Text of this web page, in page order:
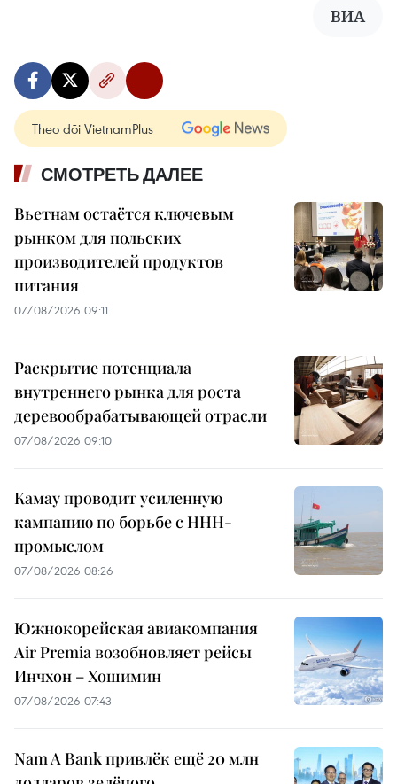
ВИА
Theo dõi VietnamPlus
СМОТРЕТЬ ДАЛЕЕ
Вьетнам остаётся ключевым
рынком для польских
производителей продуктов
питания
07/08/2026 09:11
Раскрытие потенциала
внутреннего рынка для роста
деревообрабатывающей отрасли
07/08/2026 09:10
Камау проводит усиленную
кампанию по борьбе с ННН-
промыслом
07/08/2026 08:26
Южнокорейская авиакомпания
Air Premia возобновляет рейсы
Инчхон – Хошимин
07/08/2026 07:43
Nam A Bank привлёк ещё 20 млн